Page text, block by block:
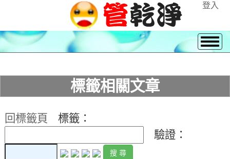
登入
標籤相關文章
回標籤頁
標籤：
驗證：